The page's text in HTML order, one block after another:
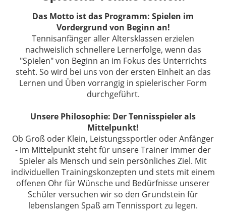
Das Motto ist das Programm: Spielen im
Vordergrund von Beginn an!
Tennisanfänger aller Altersklassen erzielen
nachweislich schnellere Lernerfolge, wenn das
"Spielen" von Beginn an im Fokus des Unterrichts
steht. So wird bei uns von der ersten Einheit an das
Lernen und Üben vorrangig in spielerischer Form
durchgeführt.
Unsere Philosophie: Der Tennisspieler als
Mittelpunkt!
Ob Groß oder Klein, Leistungssportler oder Anfänger
- im Mittelpunkt steht für unsere Trainer immer der
Spieler als Mensch und sein persönliches Ziel. Mit
individuellen Trainingskonzepten und stets mit einem
offenen Ohr für Wünsche und Bedürfnisse unserer
Schüler versuchen wir so den Grundstein für
lebenslangen Spaß am Tennissport zu legen.